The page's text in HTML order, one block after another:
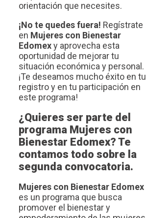
orientación que necesites.
¡No te quedes fuera! Regístrate
en Mujeres con Bienestar
Edomexy aprovecha esta
oportunidad de mejorar tu
situación económica y personal.
¡Te deseamos mucho éxito en tu
registro y en tu participación en
este programa!
¿Quieres ser parte del
programa Mujeres con
Bienestar Edomex? Te
contamos todo sobre la
segunda convocatoria.
Mujeres con Bienestar Edomex
es un programa que busca
promover el bienestar y